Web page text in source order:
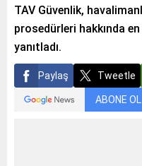
TAV Güvenlik,
prosedürleri hakkında
yanıtladı.
Paylaş Tweetle
ABONE OL